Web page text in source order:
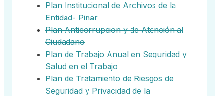
Plan Institucional de Archivos de la
Entidad- Pinar
Plan Anticorrupcion y de Atención al
Ciudadano
Plan de Trabajo Anual en Seguridad y
Salud en el Trabajo
Plan de Tratamiento de Riesgos de
Seguridad y Privacidad de la